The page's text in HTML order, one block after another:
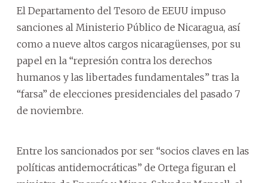
El Departamento del Tesoro de EEUU impuso
sanciones al Ministerio Público de Nicaragua, así
como a nueve altos cargos nicaragüenses, por su
papel en la “represión contra los derechos
humanos y las libertades fundamentales” tras la
“farsa” de elecciones presidenciales del pasado 7
de noviembre.
Entre los sancionados por ser “socios claves en las
políticas antidemocráticas” de Ortega figuran el